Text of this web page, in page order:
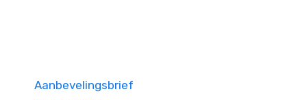
Aanbevelingsbrief